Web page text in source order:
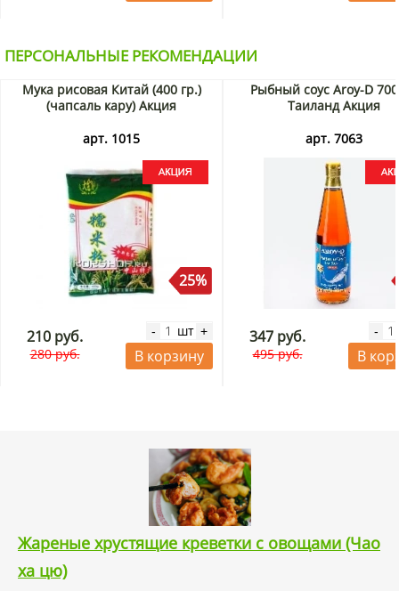
ПЕРСОНАЛЬНЫЕ РЕКОМЕНДАЦИИ
Мука рисовая Китай (400 гр.)
(чапсаль кару) Акция
арт. 1015
25%
210 руб.
280 руб.
- шт +
В корзину
Рыбный соус Aroy-D
Таиланд Акция
арт. 7063
347 руб.
495 руб.
-
В
Жареные хрустящие креветки с овощами (Чао
ха цю)